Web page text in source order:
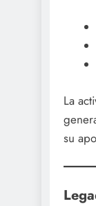
La
su